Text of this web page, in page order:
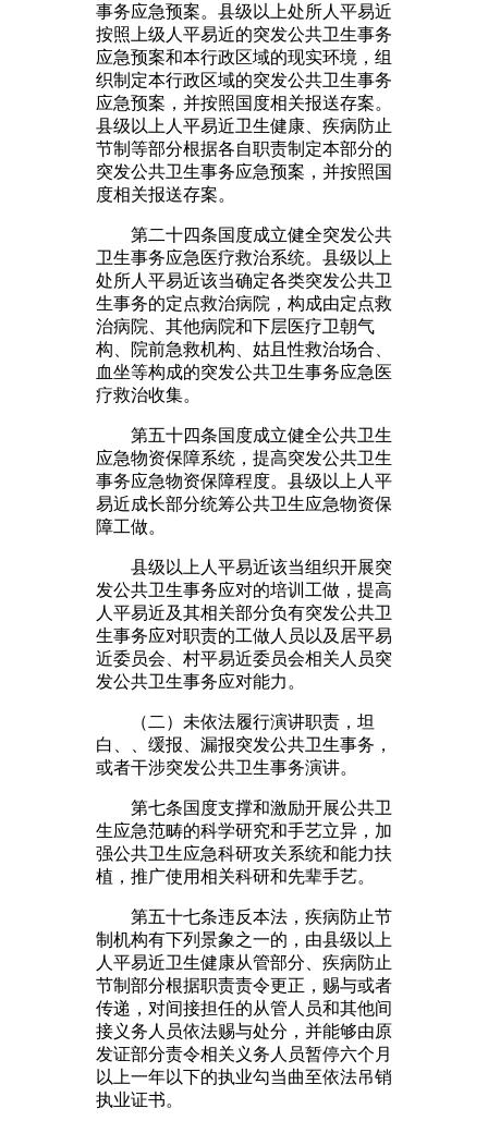
事务应急预案。县级以上处所人平易近
按照上级人平易近的突发公共卫生事务
应急预案和本行政区域的现实环境，组
织制定本行政区域的突发公共卫生事务
应急预案，并按照国度相关报送存案。
县级以上人平易近卫生健康、疾病防止
节制等部分根据各自职责制定本部分的
突发公共卫生事务应急预案，并按照国
度相关报送存案。
第二十四条国度成立健全突发公共
卫生事务应急医疗救治系统。县级以上
处所人平易近该当确定各类突发公共卫
生事务的定点救治病院，构成由定点救
治病院、其他病院和下层医疗卫朝气
构、院前急救机构、姑且性救治场合、
血坐等构成的突发公共卫生事务应急医
疗救治收集。
第五十四条国度成立健全公共卫生
应急物资保障系统，提高突发公共卫生
事务应急物资保障程度。县级以上人平
易近成长部分统筹公共卫生应急物资保
障工做。
县级以上人平易近该当组织开展突
发公共卫生事务应对的培训工做，提高
人平易近及其相关部分负有突发公共卫
生事务应对职责的工做人员以及居平易
近委员会、村平易近委员会相关人员突
发公共卫生事务应对能力。
（二）未依法履行演讲职责，坦
白、、缓报、漏报突发公共卫生事务，
或者干涉突发公共卫生事务演讲。
第七条国度支撑和激励开展公共卫
生应急范畴的科学研究和手艺立异，加
强公共卫生应急科研攻关系统和能力扶
植，推广使用相关科研和先辈手艺。
第五十七条违反本法，疾病防止节
制机构有下列景象之一的，由县级以上
人平易近卫生健康从管部分、疾病防止
节制部分根据职责责令更正，赐与或者
传递，对间接担任的从管人员和其他间
接义务人员依法赐与处分，并能够由原
发证部分责令相关义务人员暂停六个月
以上一年以下的执业勾当曲至依法吊销
执业证书。